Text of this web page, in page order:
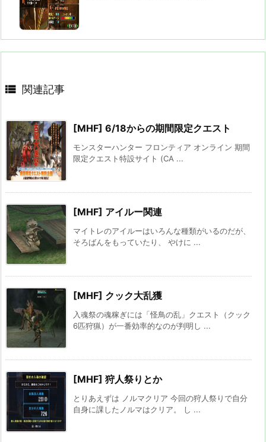
 関連記事
[MHF] 6/18からの期間限定クエスト
モンスターハンター フロンティア オンライン 期間
限定クエスト特設サイト (CA ...
[MHF] アイルー関連
マイトレのアイルーはいろんな種類がいるのだが、
そろばんをもっていたり、 やけに ...
[MHF] クック大乱獲
入魂祭の魂稼ぎには「怪鳥の乱」クエスト（クック
6匹狩猟）が一番効率的なのが判明し ...
[MHF] 狩人祭りとか
とりあえずは ノルマクリア 今回の狩人祭りで自分
自身に課したノルマはクリア。 し ...